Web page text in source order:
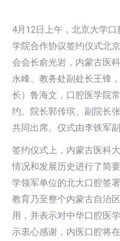
4月12日上午，北京大学
学院合作协议签约仪式北
会会长俞光岩，内蒙古医
永峰、教务处副处长王锋
长）鲁海文，口腔医学院
约。院长郭传瑸、副院长
共同出席。仪式由李铁军副
签约仪式上，内蒙古医科
情况和发展历史进行了简
学领军单位的北大口腔签
教育乃至整个内蒙古自治
用，并表示对中华口腔医
示衷心感谢，内医口腔将